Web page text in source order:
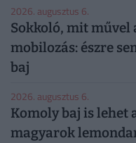
2026. augusztus 6.
Sokkoló, mit művel
mobilozás: észre
baj
2026. augusztus 6.
Komoly baj is lehet
magyarok